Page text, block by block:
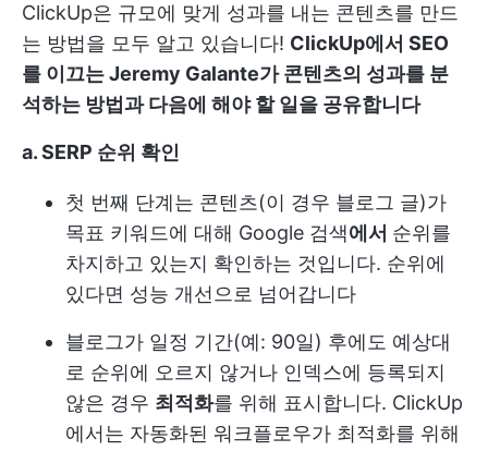
ClickUp은 규모에 맞게 성과를 내는 콘텐츠를 만드
는 방법을 모두 알고 있습니다! ClickUp에서 SEO
를 이끄는 Jeremy Galante가 콘텐츠의 성과를 분
석하는 방법과 다음에 해야 할 일을 공유합니다
a. SERP 순위 확인
첫 번째 단계는 콘텐츠(이 경우 블로그 글)가
목표 키워드에 대해 Google 검색에서 순위를
차지하고 있는지 확인하는 것입니다. 순위에
있다면 성능 개선으로 넘어갑니다
블로그가 일정 기간(예: 90일) 후에도 예상대
로 순위에 오르지 않거나 인덱스에 등록되지
않은 경우 최적화를 위해 표시합니다. ClickUp
에서는 자동화된 워크플로우가 최적화를 위해